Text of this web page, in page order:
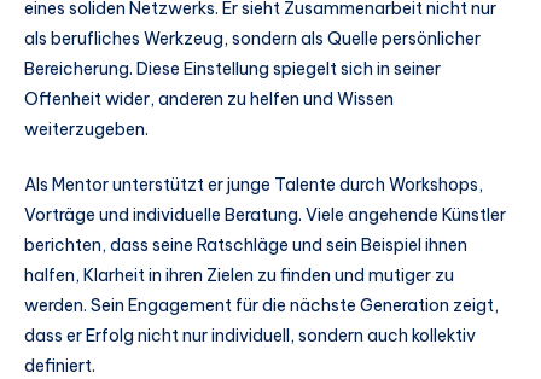
eines soliden Netzwerks. Er sieht Zusammenarbeit nicht nur
als berufliches Werkzeug, sondern als Quelle persönlicher
Bereicherung. Diese Einstellung spiegelt sich in seiner
Offenheit wider, anderen zu helfen und Wissen
weiterzugeben.
Als Mentor unterstützt er junge Talente durch Workshops,
Vorträge und individuelle Beratung. Viele angehende Künstler
berichten, dass seine Ratschläge und sein Beispiel ihnen
halfen, Klarheit in ihren Zielen zu finden und mutiger zu
werden. Sein Engagement für die nächste Generation zeigt,
dass er Erfolg nicht nur individuell, sondern auch kollektiv
definiert.